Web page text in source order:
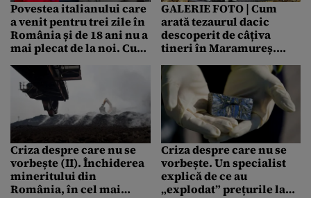
Povestea italianului care
a venit pentru trei zile în
România și de 18 ani nu a
mai plecat de la noi. Cum
voluntariat în țara
noastră
GALERIE FOTO | Cum
arată tezaurul dacic
descoperit de câțiva
tineri în Maramureș.
au aparținut unor femei
de cel mai înalt rang
Criza despre care nu se
vorbește (II). Închiderea
mineritului din
România, în cel mai
Criza despre care nu se
vorbește. Un specialist
explică de ce au
„explodat” prețurile la